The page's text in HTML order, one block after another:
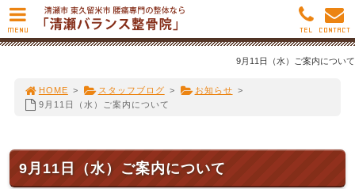
9月11日（水）ご案内について
HOME > スタッフブログ > お知らせ >
9月11日（水）ご案内について
9月11日（水）ご案内について
MENU CONTACT
TEL